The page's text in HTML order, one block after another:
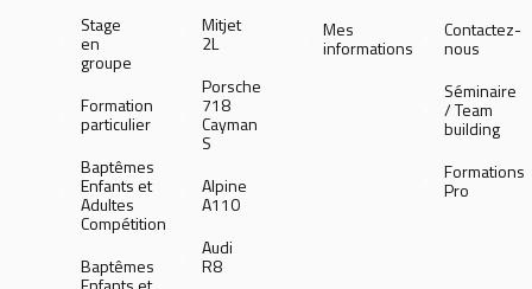
Stage
en
groupe
Formation
particulier
Baptêmes
Enfants et
Adultes
Compétition
Baptêmes
Mitjet
2L
Porsche
718
Cayman
S
Alpine
A110
Audi
R8
Mes
informations
Contactez-
nous
Séminaire
/ Team
building
Formations
Pro